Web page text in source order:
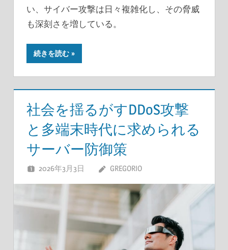
い、サイバー攻撃は日々複雑化し、その脅威
も深刻さを増している。
続きを読む
社会を揺るがすDDoS攻撃
と多端末時代に求められる
サーバー防御策
2026年3月3日 GREGORIO